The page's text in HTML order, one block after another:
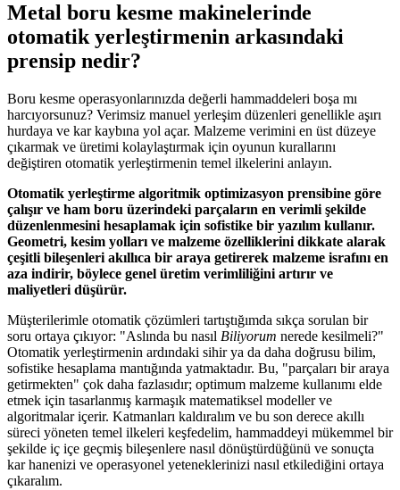
Metal boru kesme makinelerinde
otomatik yerleştirmenin arkasındaki
prensip nedir?
Boru kesme operasyonlarınızda değerli hammaddeleri boşa mı
harcıyorsunuz? Verimsiz manuel yerleşim düzenleri genellikle aşırı
hurdaya ve kar kaybına yol açar. Malzeme verimini en üst düzeye
çıkarmak ve üretimi kolaylaştırmak için oyunun kurallarını
değiştiren otomatik yerleştirmenin temel ilkelerini anlayın.
Otomatik yerleştirme algoritmik optimizasyon prensibine göre
çalışır ve ham boru üzerindeki parçaların en verimli şekilde
düzenlenmesini hesaplamak için sofistike bir yazılım kullanır.
Geometri, kesim yolları ve malzeme özelliklerini dikkate alarak
çeşitli bileşenleri akıllıca bir araya getirerek malzeme israfını en
aza indirir, böylece genel üretim verimliliğini artırır ve
maliyetleri düşürür.
Müşterilerimle otomatik çözümleri tartıştığımda sıkça sorulan bir
soru ortaya çıkıyor: "Aslında bu nasıl Biliyorum nerede kesilmeli?"
Otomatik yerleştirmenin ardındaki sihir ya da daha doğrusu bilim,
sofistike hesaplama mantığında yatmaktadır. Bu, "parçaları bir araya
getirmekten" çok daha fazlasıdır; optimum malzeme kullanımı elde
etmek için tasarlanmış karmaşık matematiksel modeller ve
algoritmalar içerir. Katmanları kaldıralım ve bu son derece akıllı
süreci yöneten temel ilkeleri keşfedelim, hammaddeyi mükemmel bir
şekilde iç içe geçmiş bileşenlere nasıl dönüştürdüğünü ve sonuçta
kar hanenizi ve operasyonel yeteneklerinizi nasıl etkilediğini ortaya
çıkaralım.